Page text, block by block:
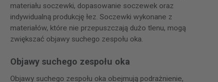
materiału soczewki, dopasowanie soczewek oraz
indywidualną produkcję łez. Soczewki wykonane z
materiałów, które nie przepuszczają dużo tlenu, mogą
zwiększać objawy suchego zespołu oka.
Objawy suchego zespołu oka
Objawy suchego zespołu oka obejmują podrażnienie,